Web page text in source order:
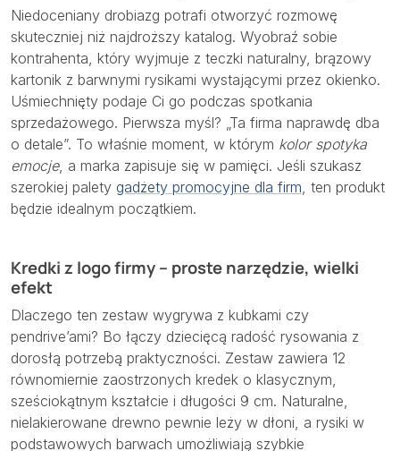
Niedoceniany drobiazg potrafi otworzyć rozmowę
skuteczniej niż najdroższy katalog. Wyobraź sobie
kontrahenta, który wyjmuje z teczki naturalny, brązowy
kartonik z barwnymi rysikami wystającymi przez okienko.
Uśmiechnięty podaje Ci go podczas spotkania
sprzedażowego. Pierwsza myśl? „Ta firma naprawdę dba
o detale”. To właśnie moment, w którym kolor spotyka
emocje, a marka zapisuje się w pamięci. Jeśli szukasz
szerokiej palety gadżety promocyjne dla firm , ten produkt
będzie idealnym początkiem.
Kredki z logo firmy – proste narzędzie, wielki
efekt
Dlaczego ten zestaw wygrywa z kubkami czy
pendrive’ami? Bo łączy dziecięcą radość rysowania z
dorosłą potrzebą praktyczności. Zestaw zawiera 12
równomiernie zaostrzonych kredek o klasycznym,
sześciokątnym kształcie i długości 9 cm. Naturalne,
nielakierowane drewno pewnie leży w dłoni, a rysiki w
podstawowych barwach umożliwiają szybkie